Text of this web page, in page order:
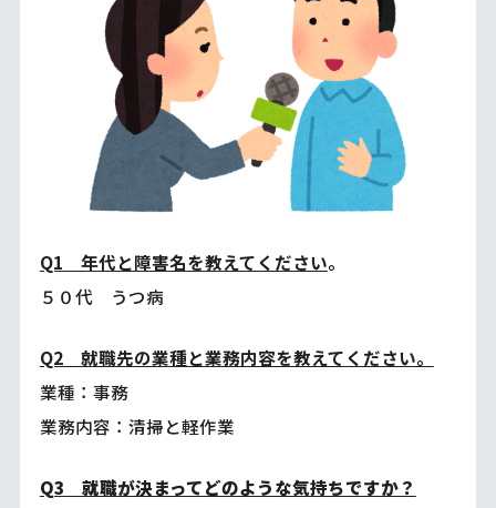
Q1 年代と障害名を教えてください。
５０代 うつ病
Q2 就職先の業種と業務内容を教えてください。
業種：事務
業務内容：清掃と軽作業
Q3 就職が決まってどのような気持ちですか？